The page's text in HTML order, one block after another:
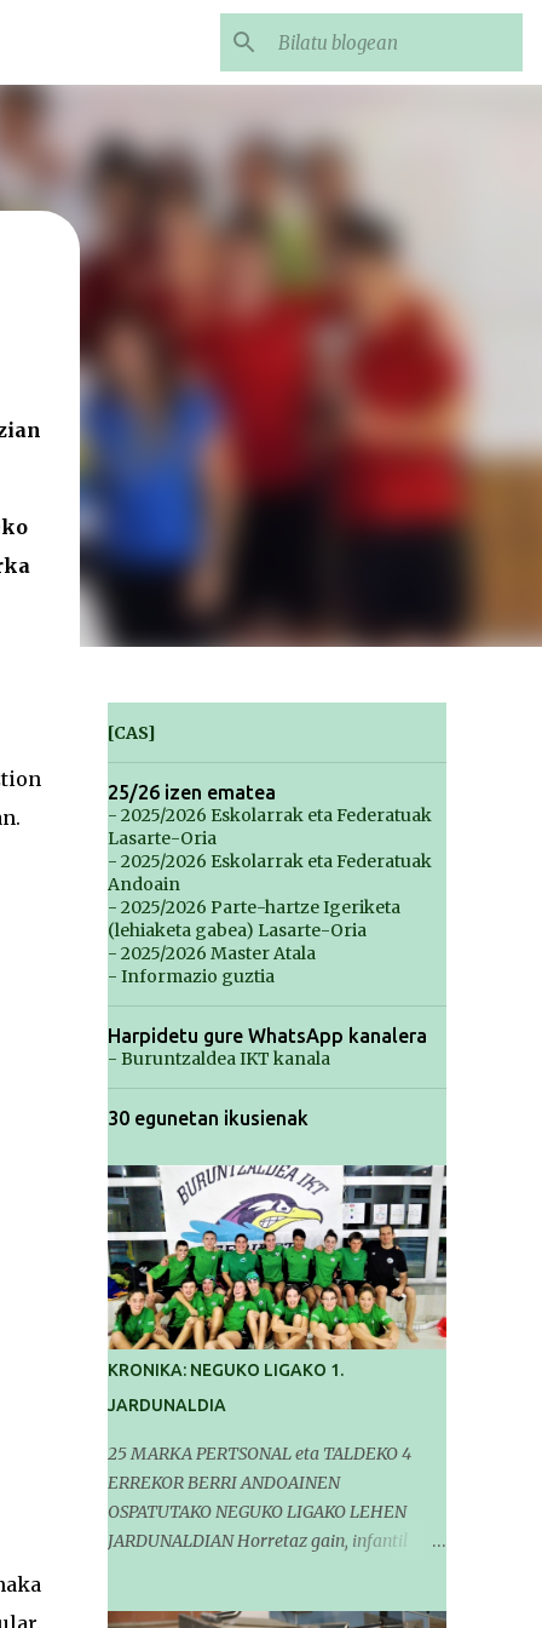
[CAS]
25/26 izen ematea
- 2025/2026 Eskolarrak eta Federatuak
Lasarte-Oria
- 2025/2026 Eskolarrak eta Federatuak
Andoain
- 2025/2026 Parte-hartze Igeriketa
(lehiaketa gabea) Lasarte-Oria
- 2025/2026 Master Atala
- Informazio guztia
Harpidetu gure WhatsApp kanalera
- Buruntzaldea IKT kanala
30 egunetan ikusienak
KRONIKA: NEGUKO LIGAKO 1.
JARDUNALDIA
25 MARKA PERTSONAL eta TALDEKO 4
ERREKOR BERRI ANDOAINEN
OSPATUTAKO NEGUKO LIGAKO LEHEN
JARDUNALDIAN Horretaz gain, infantil